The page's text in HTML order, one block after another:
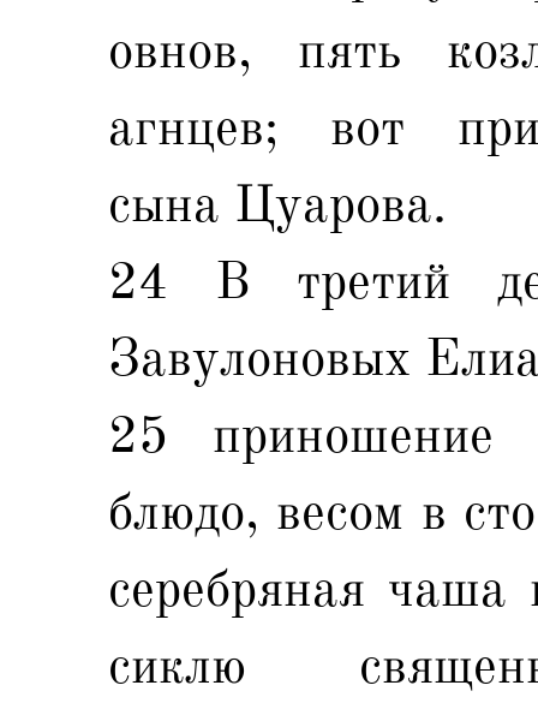
овнов, пять
агнцев; вот
сына Цуарова.
24 В третий
Завулоновых
25 приношение
блюдо, весом в
серебряная чаша
сиклю